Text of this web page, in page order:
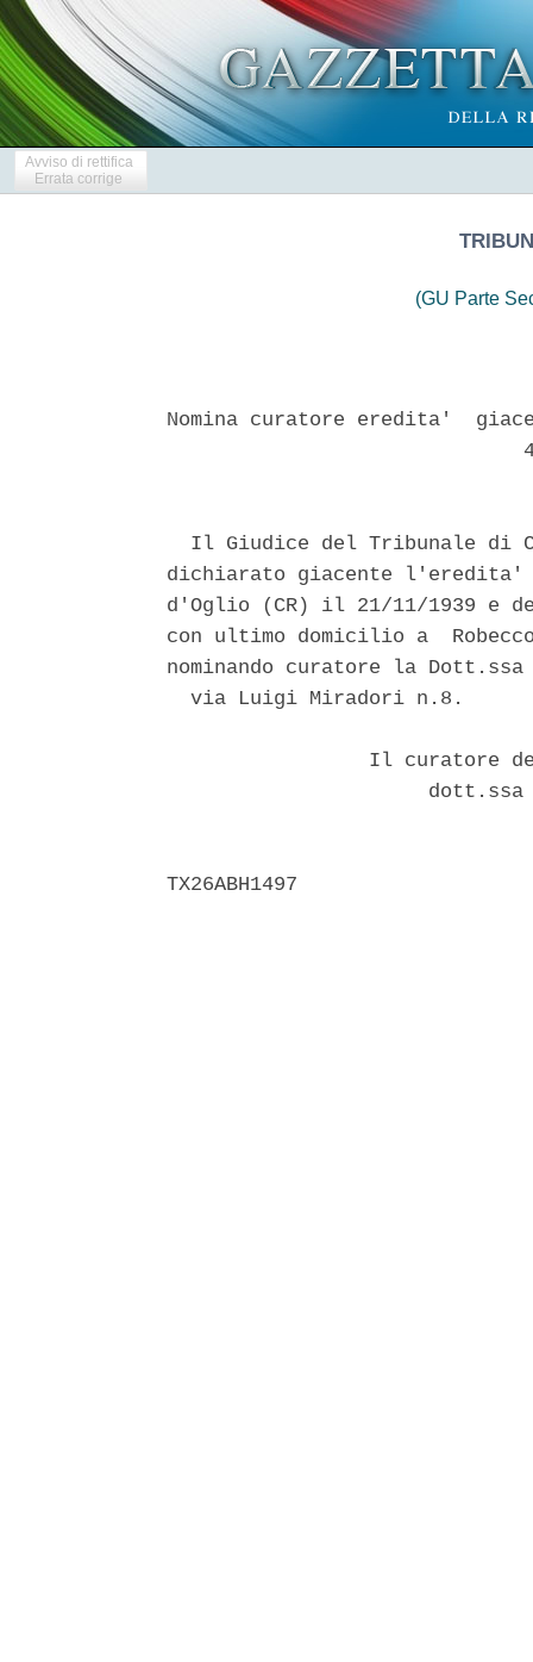
Avviso di rettifica
Errata corrige
(GU Parte
Nomina curatore eredita'
Il Giudice del Tribunale di
dichiarato giacente l'eredita'
d'Oglio (CR) il 21/11/1939 e
con ultimo domicilio a
nominando curatore la
  via Luigi Miradori n.8.
Il curatore